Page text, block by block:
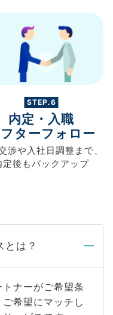
STEP.6
内定・入職
ターフォロー
渉や入社日調整まで、
定後もバックアップ
とは？
ナーがご希望条
希望にマッチし